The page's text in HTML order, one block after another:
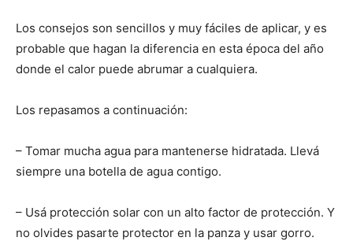
Los consejos son sencillos y muy fáciles de aplicar, y es
probable que hagan la diferencia en esta época del año
donde el calor puede abrumar a cualquiera.
Los repasamos a continuación:
– Tomar mucha agua para mantenerse hidratada. Llevá
siempre una botella de agua contigo.
– Usá protección solar con un alto factor de protección. Y
no olvides pasarte protector en la panza y usar gorro.